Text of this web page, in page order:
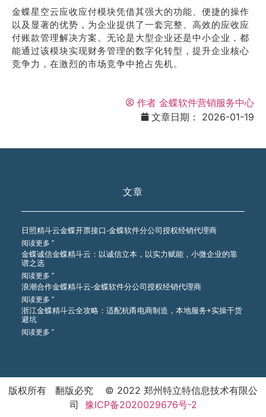
金蝶星空云应收应付模块凭借其强大的功能、便捷的操作
以及显著的优势，为企业提供了一套完整、高效的应收应
付账款管理解决方案。无论是大型企业还是中小企业，都
能通过该模块实现财务管理的数字化转型，提升企业核心
竞争力，在激烈的市场竞争中抢占先机。
作者 金蝶软件营销服务中心
文章日期：
2026-01-19
文章
日照精斗云金蝶开票接口-金蝶软件分公司授权经销代理商
阅读更多 ”
金蝶诚信金蝶精斗云：以诚信立本，以实力赋能，小微企业的靠
谱之选
阅读更多 ”
浪潮合作金蝶精斗云-金蝶软件分公司授权经销代理商
阅读更多 ”
浙江金蝶精斗云全攻略：适配杭甬电商制造，本地服务+实操干货
避坑
阅读更多 ”
版权所有 翻版必究 © 2022 郑州特立特信息技术有限公
司 豫ICP备2020029676号-2